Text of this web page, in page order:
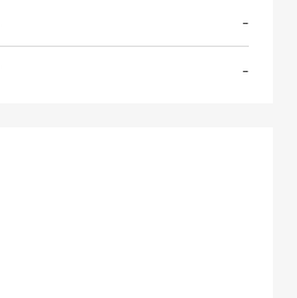
-
-